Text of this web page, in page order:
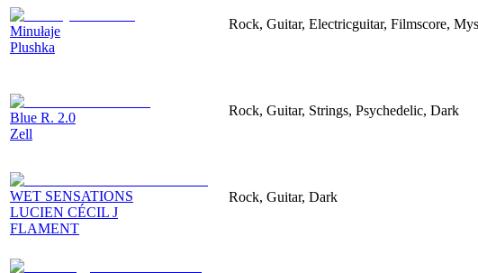
Minułaje
Plushka
Rock, Guitar, Electricguitar, Filmscore,
Blue R. 2.0
Zell
Rock, Guitar, Strings, Psychedelic, Dark
WET SENSATIONS
LUCIEN CÉCIL J
FLAMENT
Rock, Guitar, Dark